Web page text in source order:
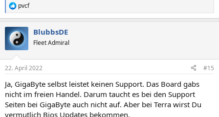
R
e
k
t
e
:
pvcf
BlubbsDE
Fleet Admiral
22. April 2022 #15
Ja, GigaByte selbst leistet keinen Support. Das Board gabs
nicht im freien Handel. Darum taucht es bei den Support
Seiten bei GigaByte auch nicht auf. Aber bei Terra wirst Du
vermutlich Bios Updates bekommen.